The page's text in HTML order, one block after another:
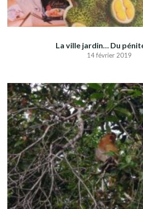
La ville jardin… Du
14 février 2019